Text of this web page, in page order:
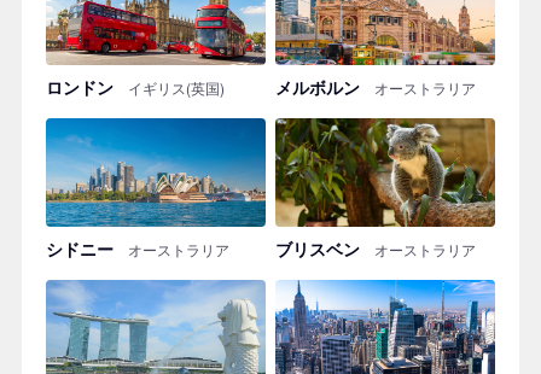
ロンドン イギリス(英国) メルボルン オーストラリア
シドニー オーストラリア ブリスベン オーストラリア